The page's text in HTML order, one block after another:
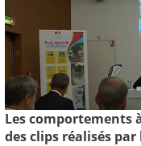
Les comportements
des clips réalisés